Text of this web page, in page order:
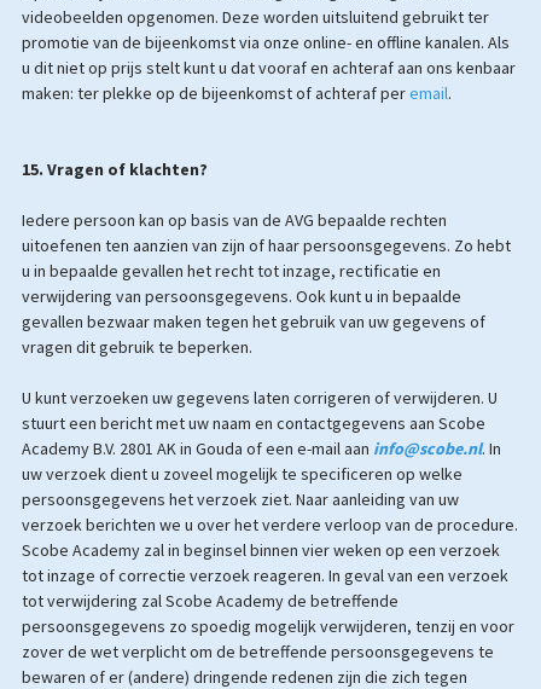
videobeelden opgenomen. Deze worden uitsluitend gebruikt ter
promotie van de bijeenkomst via onze online- en offline kanalen. Als
u dit niet op prijs stelt kunt u dat vooraf en achteraf aan ons kenbaar
maken: ter plekke op de bijeenkomst of achteraf peremail.
15. Vragen of klachten?
Iedere persoon kan op basis van de AVG bepaalde rechten
uitoefenen ten aanzien van zijn of haar persoonsgegevens. Zo hebt
u in bepaalde gevallen het recht tot inzage, rectificatie en
verwijdering van persoonsgegevens. Ook kunt u in bepaalde
gevallen bezwaar maken tegen het gebruik van uw gegevens of
vragen dit gebruik te beperken.
U kunt verzoeken uw gegevens laten corrigeren of verwijderen. U
stuurt een bericht met uw naam en contactgegevens aan Scobe
Academy B.V. 2801 AK in Gouda of een e-mail aan info@scobe.nl. In
uw verzoek dient u zoveel mogelijk te specificeren op welke
persoonsgegevens het verzoek ziet. Naar aanleiding van uw
verzoek berichten we u over het verdere verloop van de procedure.
Scobe Academy zal in beginsel binnen vier weken op een verzoek
tot inzage of correctie verzoek reageren. In geval van een verzoek
tot verwijdering zal Scobe Academy de betreffende
persoonsgegevens zo spoedig mogelijk verwijderen, tenzij en voor
zover de wet verplicht om de betreffende persoonsgegevens te
bewaren of er (andere) dringende redenen zijn die zich tegen